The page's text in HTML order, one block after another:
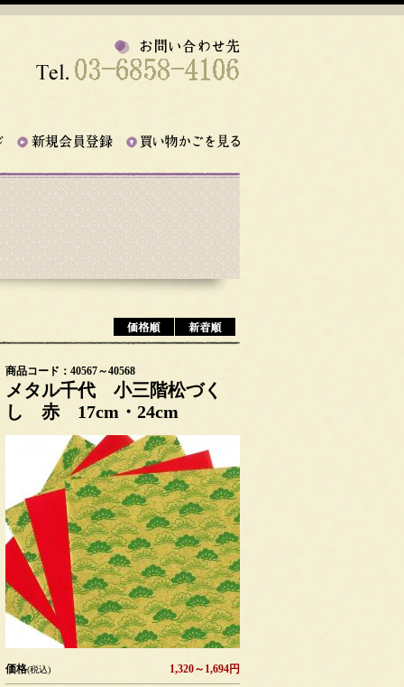
商品コード：40567～40568
メタル千代 小三階松づく
し 赤 17cm・24cm
価格(税込) 1,320～1,694円